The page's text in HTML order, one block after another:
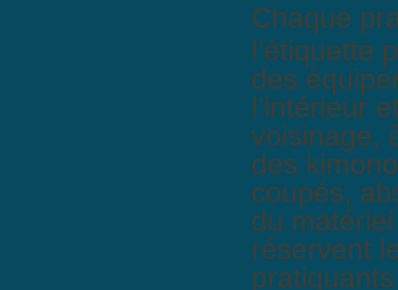
Chaque
l’étiquette
des
l’intérieur
voisinage,
des
coupés,
du
réservent